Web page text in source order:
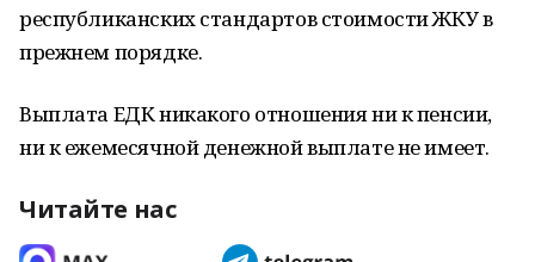
республиканских стандартов стоимости ЖКУ в
прежнем порядке.
Выплата ЕДК никакого отношения ни к пенсии,
ни к ежемесячной денежной выплате не имеет.
Читайте нас